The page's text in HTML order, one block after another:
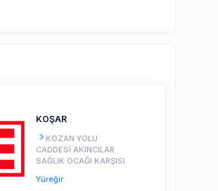
KOŞAR
KOZAN YOLU
CADDESİ AKINCILAR
SAĞLIK OCAĞI KARŞISI
Yüreğir